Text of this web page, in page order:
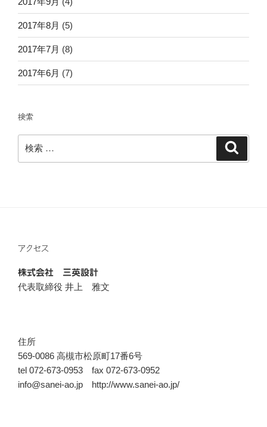
2017年8月 (5)
2017年7月 (8)
2017年6月 (7)
検索
索:
アクセス
株式会社 三英設計
代表取締役 井上 雅文
住所
569-0086 高槻市松原町17番6号
tel 072-673-0953 fax 072-673-0952
info@sanei-ao.jp http://www.sanei-ao.jp/